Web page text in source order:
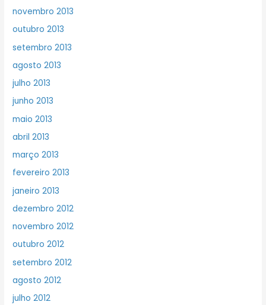
novembro 2013
outubro 2013
setembro 2013
agosto 2013
julho 2013
junho 2013
maio 2013
abril 2013
março 2013
fevereiro 2013
janeiro 2013
dezembro 2012
novembro 2012
outubro 2012
setembro 2012
agosto 2012
julho 2012